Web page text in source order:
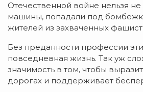
Отечественной войне нельзя
машины, попадали под
жителей из захваченных
Без преданности профессии
повседневная жизнь. Так уж
значимость в том, чтобы
дорогах и поддерживает